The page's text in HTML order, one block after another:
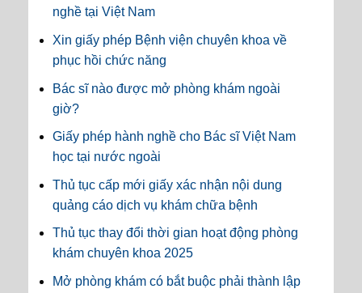
nghề tại Việt Nam
Xin giấy phép Bệnh viện chuyên khoa về
phục hồi chức năng
Bác sĩ nào được mở phòng khám ngoài
giờ?
Giấy phép hành nghề cho Bác sĩ Việt Nam
học tại nước ngoài
Thủ tục cấp mới giấy xác nhận nội dung
quảng cáo dịch vụ khám chữa bệnh
Thủ tục thay đổi thời gian hoạt động phòng
khám chuyên khoa 2025
Mở phòng khám có bắt buộc phải thành lập